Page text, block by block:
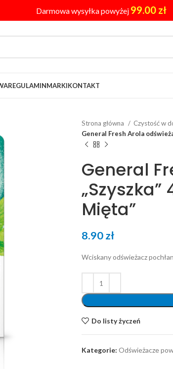
Darmowa wysyłka powyżej 99.00 zł
REGULAMINMARKIKONTAKT
Strona główna Czystość w
General Fresh Arola
General
Mięta”
8.90zł
Wciskany odświeżacz
Do listy życzeń
Kategorie: Odświeżacze